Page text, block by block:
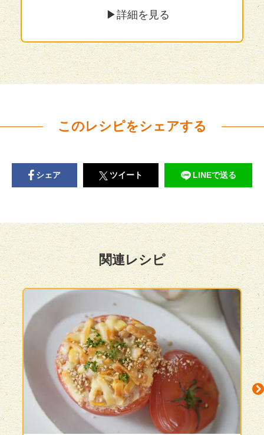
▶︎詳細を見る
このレシピをシェアする
シェア ツイート LINEで送る
関連レシピ